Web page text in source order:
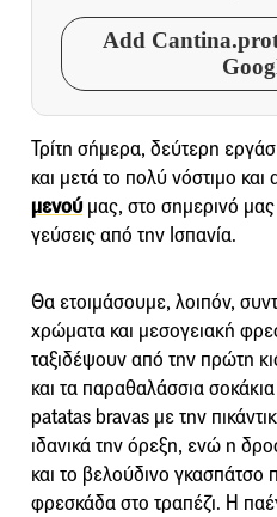
Add
Τρίτη σήμερα, δεύτερη
και μετά το πολύ νόστιμο
μενού μας, στο σημερινό
γεύσεις από την Ισπανία.
Θα ετοιμάσουμε, λοιπόν,
χρώματα και μεσογειακή
ταξιδέψουν από την πρώτη
και τα παραθαλάσσια
patatas bravas με την
ιδανικά την όρεξη, ενώ η
και το βελούδινο γκασπάτσο
φρεσκάδα στο τραπέζι. Η